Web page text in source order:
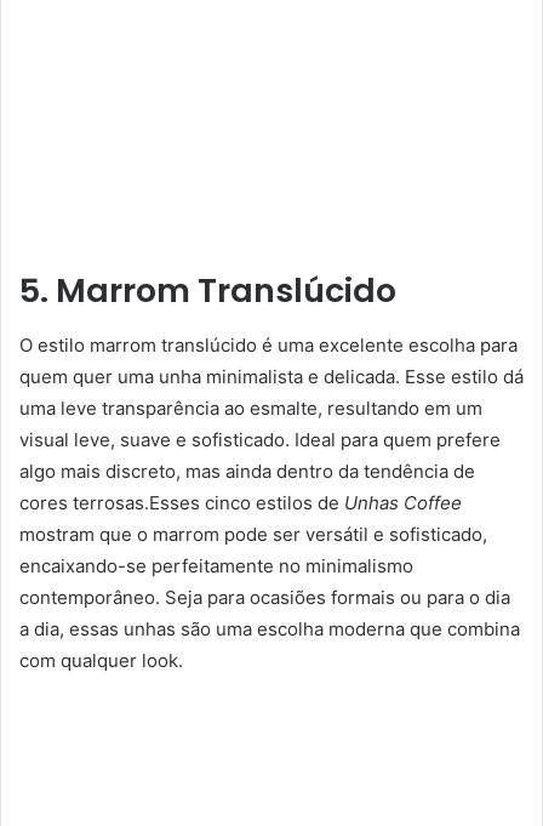
5. Marrom Translúcido
O estilo marrom translúcido é uma excelente escolha para
quem quer uma unha minimalista e delicada. Esse estilo dá
uma leve transparência ao esmalte, resultando em um
visual leve, suave e sofisticado. Ideal para quem prefere
algo mais discreto, mas ainda dentro da tendência de
cores terrosas.Esses cinco estilos de Unhas Coffee
mostram que o marrom pode ser versátil e sofisticado,
encaixando-se perfeitamente no minimalismo
contemporâneo. Seja para ocasiões formais ou para o dia
a dia, essas unhas são uma escolha moderna que combina
com qualquer look.